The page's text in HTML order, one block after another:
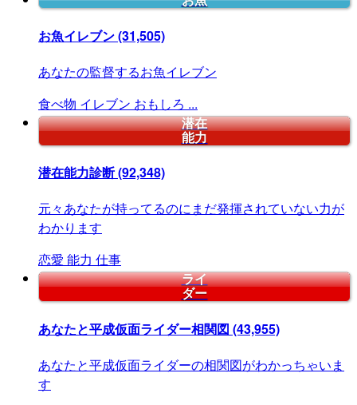
お魚イレブン(31,505)
あなたの監督するお魚イレブン
食べ物 イレブン おもしろ ...
潜在
能力
潜在能力診断(92,348)
元々あなたが持ってるのにまだ発揮されていない力が
わかります
恋愛 能力 仕事
ライ
ダー
あなたと平成仮面ライダー相関図 (43,955)
あなたと平成仮面ライダーの相関図がわかっちゃいま
す